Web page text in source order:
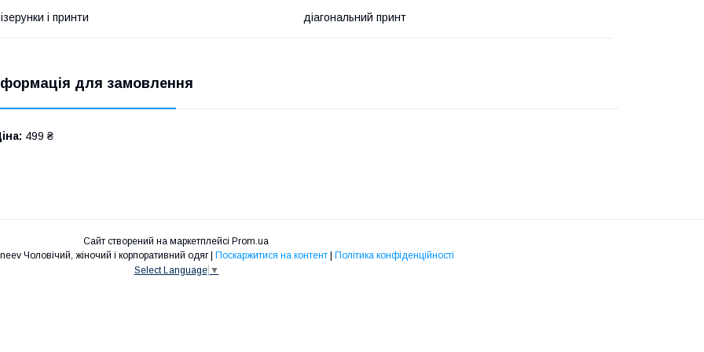
і принти діагональний принт
для замовлення
499 ₴
Сайт створений на маркетплейсі Prom.ua
Інтернет-магазин Vedeneev Чоловічий, жіночий і корпоративний одяг | Поскаржитися на контент | Політика конфіденційності
Select Language ▼